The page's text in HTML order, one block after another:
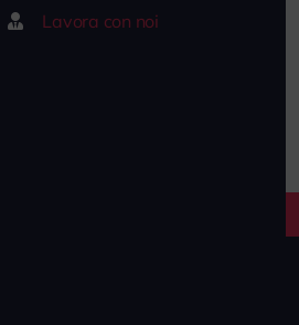
Lavora con noi